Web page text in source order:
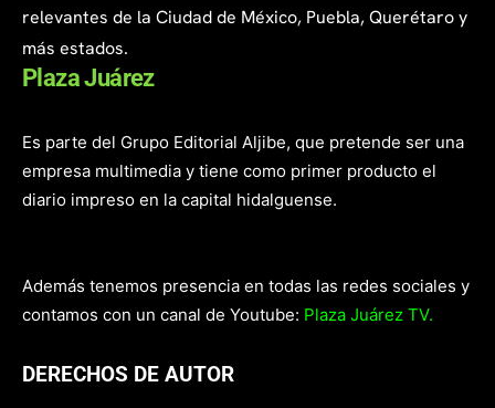
relevantes de la Ciudad de México, Puebla, Querétaro y
más estados.
Plaza Juárez
Es parte del Grupo Editorial Aljibe, que pretende ser una
empresa multimedia y tiene como primer producto el
diario impreso en la capital hidalguense.
Además tenemos presencia en todas las redes sociales y
contamos con un canal de Youtube: Plaza Juárez TV.
DERECHOS DE AUTOR